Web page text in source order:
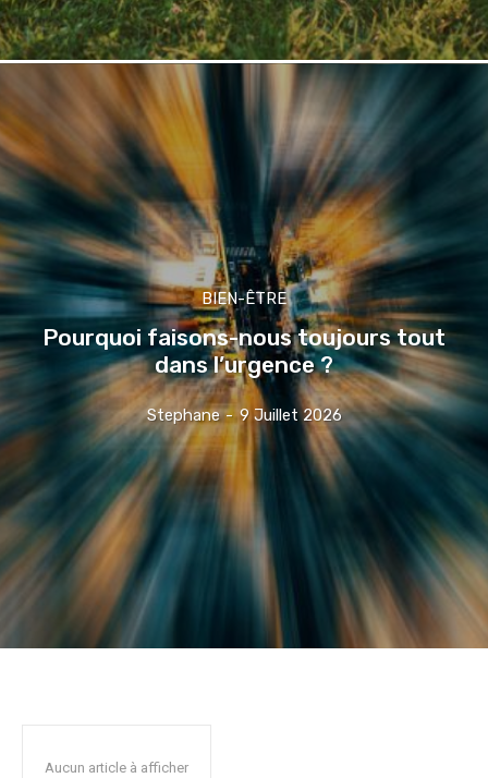
BIEN-ÊTRE
Pourquoi faisons-nous toujours tout
dans l’urgence ?
Stephane - 9 Juillet 2026
Aucun article à afficher